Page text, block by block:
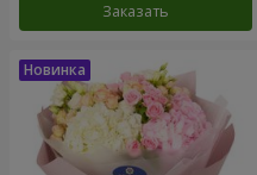
Заказать